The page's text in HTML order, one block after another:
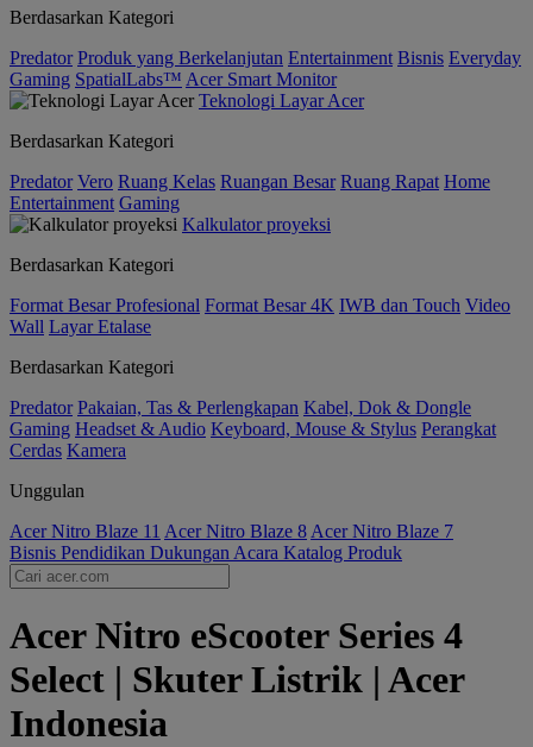
Berdasarkan Kategori
Predator Produk yang Berkelanjutan Entertainment Bisnis Everyday
Gaming SpatialLabs™ Acer Smart Monitor
Teknologi Layar Acer
Berdasarkan Kategori
Predator Vero Ruang Kelas Ruangan Besar Ruang Rapat Home
Entertainment Gaming
Kalkulator proyeksi
Berdasarkan Kategori
Format Besar Profesional Format Besar 4K IWB dan Touch Video
Wall Layar Etalase
Berdasarkan Kategori
Predator Pakaian, Tas & Perlengkapan Kabel, Dok & Dongle
Gaming Headset & Audio Keyboard, Mouse & Stylus Perangkat
Cerdas Kamera
Unggulan
Acer Nitro Blaze 11 Acer Nitro Blaze 8 Acer Nitro Blaze 7
Bisnis Pendidikan Dukungan Acara Katalog Produk
Acer Nitro eScooter Series 4
Select | Skuter Listrik | Acer
Indonesia